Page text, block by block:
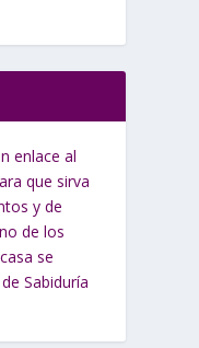
enlace al
que sirva
y de
de los
se
Sabiduría